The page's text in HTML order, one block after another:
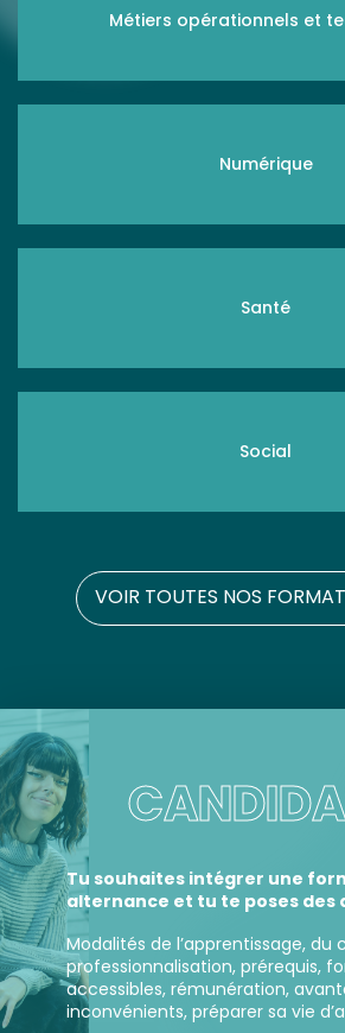
Métiers opérationnels et
Numérique
Santé
Social
VOIR TOUTES NOS
Tu souhaites intégrer une
alternance et tu te poses des
Modalités de l’apprentissage, du
professionnalisation, prérequis,
accessibles, rémunération,
inconvénients, préparer sa vie